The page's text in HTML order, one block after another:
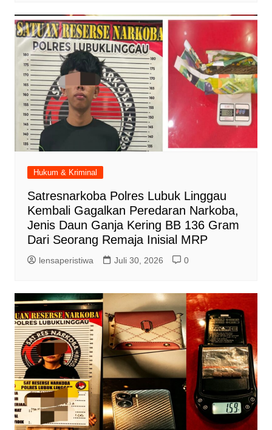
Hukum & Kriminal
Satresnarkoba Polres Lubuk Linggau
Kembali Gagalkan Peredaran Narkoba,
Jenis Daun Ganja Kering BB 136 Gram
Dari Seorang Remaja Inisial MRP
lensaperistiwa Juli 30, 2026 0